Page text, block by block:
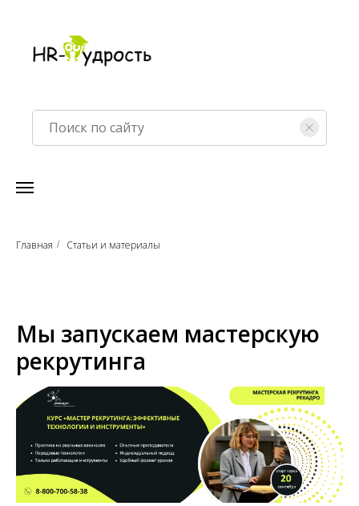
Главная / Статьи и материалы
Мы запускаем мастерскую
рекрутинга